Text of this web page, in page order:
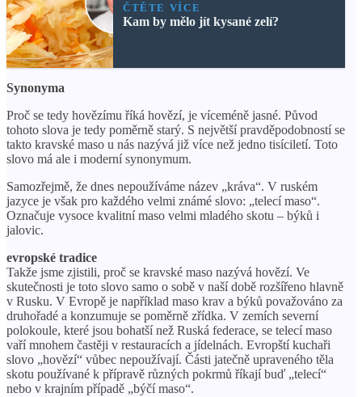
ČTĚTE VÍCE
Kam by mělo jít kysané zelí?
Synonyma
Proč se tedy hovězímu říká hovězí, je víceméně jasné. Původ
tohoto slova je tedy poměrně starý. S největší pravděpodobností se
takto kravské maso u nás nazývá již více než jedno tisíciletí. Toto
slovo má ale i moderní synonymum.
Samozřejmě, že dnes nepoužíváme název „kráva“. V ruském
jazyce je však pro každého velmi známé slovo: „telecí maso“.
Označuje vysoce kvalitní maso velmi mladého skotu – býků i
jalovic.
evropské tradice
Takže jsme zjistili, proč se kravské maso nazývá hovězí. Ve
skutečnosti je toto slovo samo o sobě v naší době rozšířeno hlavně
v Rusku. V Evropě je například maso krav a býků považováno za
druhořadé a konzumuje se poměrně zřídka. V zemích severní
polokoule, které jsou bohatší než Ruská federace, se telecí maso
vaří mnohem častěji v restauracích a jídelnách. Evropští kuchaři
slovo „hovězí“ vůbec nepoužívají. Části jatečně upraveného těla
skotu používané k přípravě různých pokrmů říkají buď „telecí“
nebo v krajním případě „býčí maso“.